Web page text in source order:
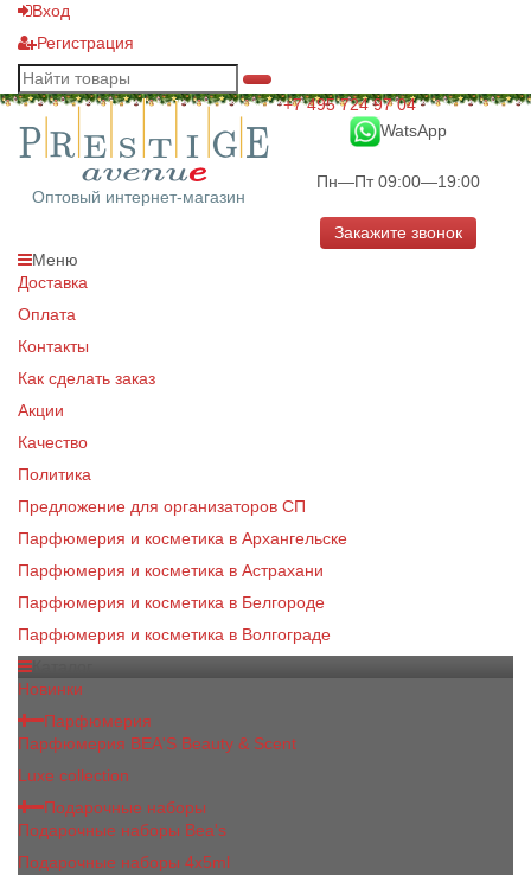
Вход
Регистрация
Оптовый интернет-магазин
+7 495 724 97 04
WatsApp
Пн—Пт 09:00—19:00
Закажите звонок
Меню
Доставка
Оплата
Контакты
Как сделать заказ
Акции
Качество
Политика
Предложение для организаторов СП
Парфюмерия и косметика в Архангельске
Парфюмерия и косметика в Астрахани
Парфюмерия и косметика в Белгороде
Парфюмерия и косметика в Волгограде
Новинки
Парфюмерия
Парфюмерия BEA'S Beauty & Scent
Luxe collection
Подарочные наборы
Подарочные наборы Bea's
Подарочные наборы 4х5ml